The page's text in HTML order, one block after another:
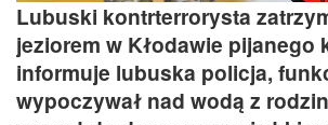
Lubuski kontrterrorysta
jeziorem w Kłodawie pijanego
informuje lubuska policja,
wypoczywał nad wodą z